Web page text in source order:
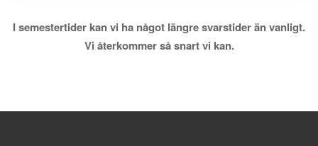
I semestertider kan vi ha något längre svarstider än vanligt.
Vi återkommer så snart vi kan.